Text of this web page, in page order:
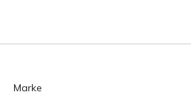
Marke